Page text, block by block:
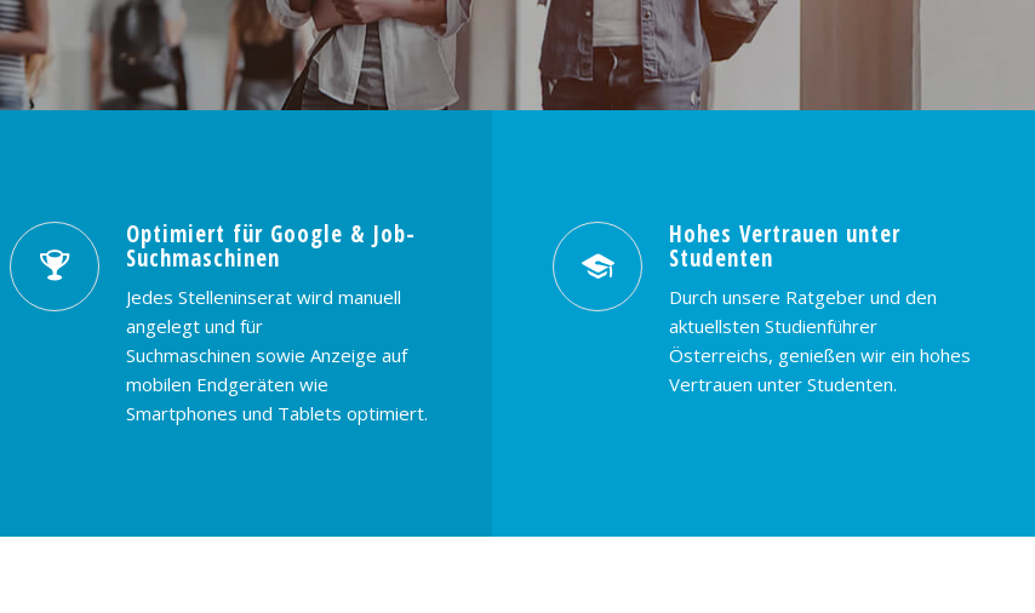
Optimiert für Google & Job-
Suchmaschinen
Jedes Stelleninserat wird manuell
angelegt und für
Suchmaschinen sowie Anzeige auf
mobilen Endgeräten wie
Smartphones und Tablets optimiert.
Hohes Vertrauen unter
Studenten
Durch unsere Ratgeber und den
aktuellsten Studienführer
Österreichs, genießen wir ein hohes
Vertrauen unter Studenten.